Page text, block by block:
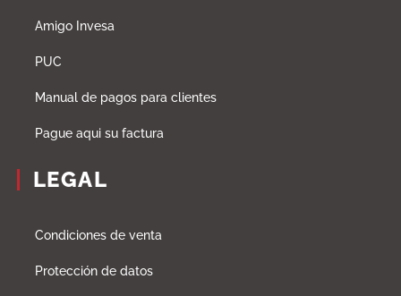
Amigo Invesa
PUC
Manual de pagos para clientes
Pague aqui su factura
LEGAL
Condiciones de venta
Protección de datos